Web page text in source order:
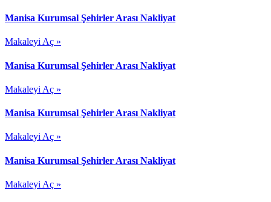
Manisa Kurumsal Şehirler Arası Nakliyat
Makaleyi Aç »
Manisa Kurumsal Şehirler Arası Nakliyat
Makaleyi Aç »
Manisa Kurumsal Şehirler Arası Nakliyat
Makaleyi Aç »
Manisa Kurumsal Şehirler Arası Nakliyat
Makaleyi Aç »